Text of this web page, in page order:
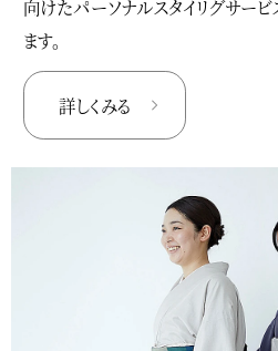
向けたパーソナルスタイリグサー
ます。
詳しくみる